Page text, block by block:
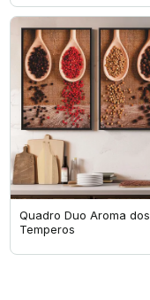
Quadro Duo Aroma dos
Temperos